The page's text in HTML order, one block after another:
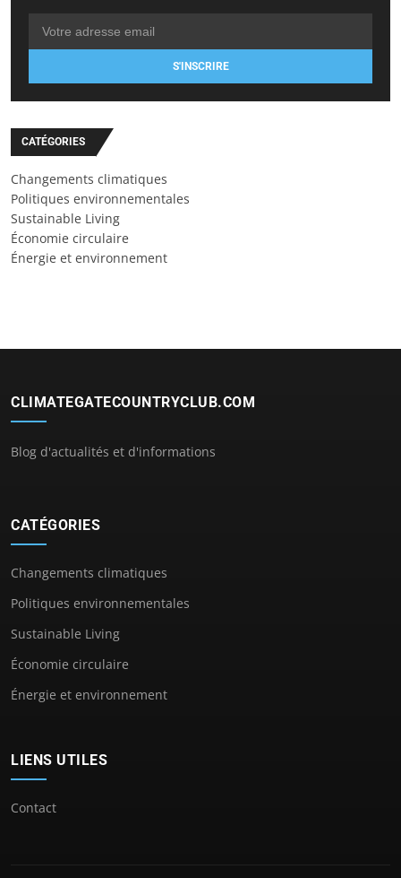
S'INSCRIRE
CATÉGORIES
Changements climatiques
Politiques environnementales
Sustainable Living
Économie circulaire
Énergie et environnement
CLIMATEGATECOUNTRYCLUB.COM
Blog d'actualités et d'informations
CATÉGORIES
Changements climatiques
Politiques environnementales
Sustainable Living
Économie circulaire
Énergie et environnement
LIENS UTILES
Contact